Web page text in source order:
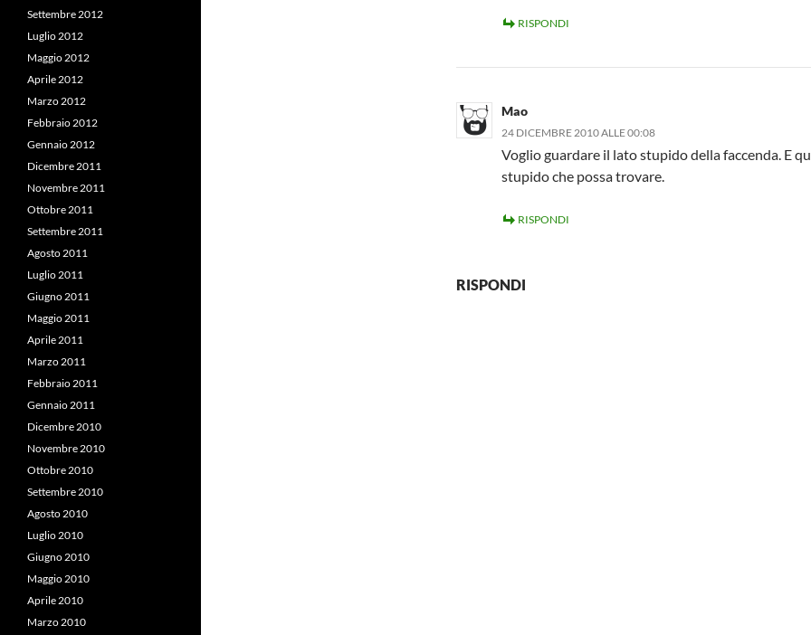
RISPONDI
Mao
24 DICEMBRE 2010 ALLE 00:08
Voglio guardare il lato stupido della faccenda. E
stupido che possa trovare.
RISPONDI
RISPONDI
Settembre 2012
Luglio 2012
Maggio 2012
Aprile 2012
Marzo 2012
Febbraio 2012
Gennaio 2012
Dicembre 2011
Novembre 2011
Ottobre 2011
Settembre 2011
Agosto 2011
Luglio 2011
Giugno 2011
Maggio 2011
Aprile 2011
Marzo 2011
Febbraio 2011
Gennaio 2011
Dicembre 2010
Novembre 2010
Ottobre 2010
Settembre 2010
Agosto 2010
Luglio 2010
Giugno 2010
Maggio 2010
Aprile 2010
Marzo 2010